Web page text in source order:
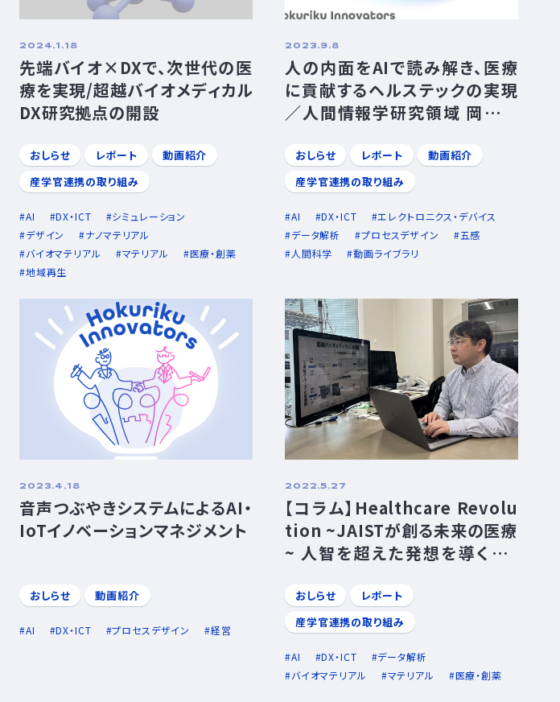
2024.1.18
先端バイオ×DXで、次世代の医
療を実現/超越バイオメディカル
DX研究拠点の開設
おしらせ レポート
動画紹介
産学官連携の取り組み
AI DX・ICT
シミュレーション
デザイン
ナノマテリアル
バイオマテリアル
マテリアル
医療・創薬
地域再生
2023.9.8
人の内面をAIで読み解き、医療
に貢献するヘルステックの実現
／人間情報学研究領域 岡田将
おしらせ レポート
動画紹介
産学官連携の取り組み
AI DX・ICT
エレクトロニクス・デバイス
データ解析
プロセスデザイン
五感
人間科学
動画ライブラリ
2023.4.18
音声つぶやきシステムによるAI・
IoTイノベーションマネジメント
おしらせ 動画紹介
AI DX・ICT プロセスデザイン 経営
2022.5.27
【コラム】Healthcare Revolu
tion ~JAISTが創る未来の医療
~ 人智を超えた発想を導くAI、
計算科学の手法でバイオマテリ
アル開発に挑む サスティナブル
本郷研太
おしらせ
レポート
産学官連携の取り組み
AI DX・ICT
データ解析
バイオマテリアル
マテリアル 医療・創薬